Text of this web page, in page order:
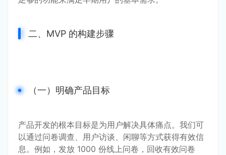
二、MVP 的构建步骤
（一）明确产品目标
产品开发的根本目标是为用户解决具体痛点。我们可
以通过问卷调查、用户访谈、闲聊等方式获得有效信
息。例如，发放 1000 份线上问卷，回收有效问卷